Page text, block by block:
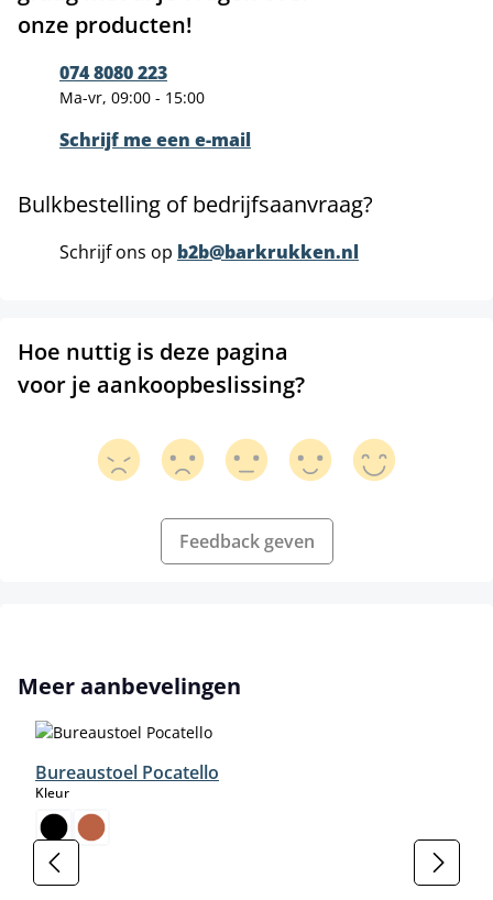
onze producten!
074 8080 223
Ma-vr, 09:00 - 15:00
Schrijf me een e-mail
Bulkbestelling of bedrijfsaanvraag?
Schrijf ons op b2b@barkrukken.nl
Hoe nuttig is deze pagina
voor je aankoopbeslissing?
Feedback geven
Productgalerij overslaan
Meer aanbevelingen
Bureaustoel Pocatello
Kleurselect